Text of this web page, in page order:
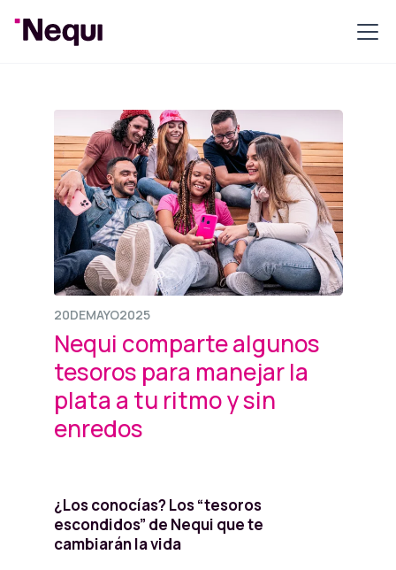
20DEMAYO2025
Nequi comparte algunos
tesoros para manejar la
plata a tu ritmo y sin
enredos
¿Los conocías? Los “tesoros
escondidos” de Nequi que te
cambiarán la vida